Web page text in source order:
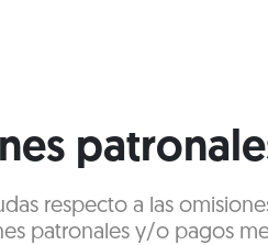
respecto a las
patronales y/o pagos